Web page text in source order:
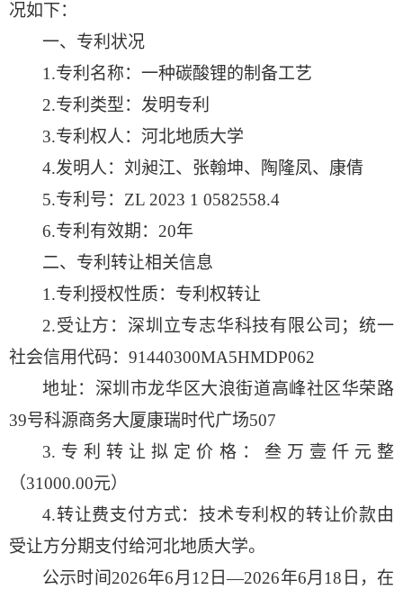
况如下：
一、专利状况
1.专利名称： 一种碳酸锂的制备工艺
2.专利类型：发明专利
3.专利权人：河北地质大学
4.发明人：刘昶江、张翰坤、
陶隆凤、康倩
5.专利号： ZL 2023 1 0582558.4
6.专利有效期： 20年
二、专利转让相关信息
1.专利授权性质：专利权转让
2.受让方： 深圳立专志华科技有限公司 ；统一
社会信用代码： 91440300MA5HMDP062
地址： 深圳市龙华区大浪街道高峰社区华荣路
39号科源商务大厦康瑞时代广场507
3. 专利转让拟定价格： 叁 万 壹 仟元整
（31000.00元）
4.转让费支付方式：技术专利权的转让价款由
受让方分期支付给河北地质大学。
公示时间 2026年6月 12 日—2026年6月 18 日，在